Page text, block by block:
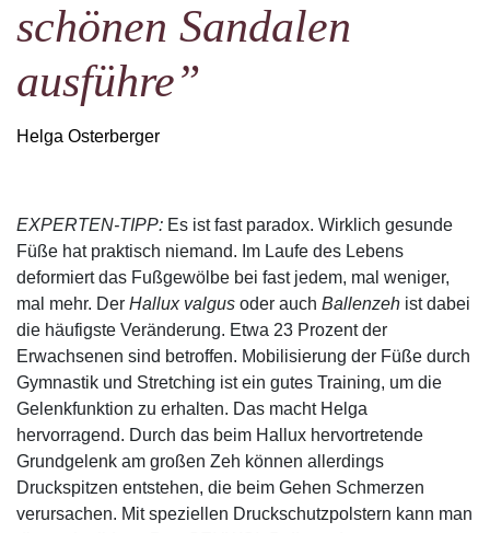
schönen Sandalen
ausführe”
Helga Osterberger
EXPERTEN-TIPP: Es ist fast paradox. Wirklich gesunde
Füße hat praktisch niemand. Im Laufe des Lebens
deformiert das Fußgewölbe bei fast jedem, mal weniger,
mal mehr. Der Hallux valgus oder auch Ballenzeh ist dabei
die häufigste Veränderung. Etwa 23 Prozent der
Erwachsenen sind betroffen. Mobilisierung der Füße durch
Gymnastik und Stretching ist ein gutes Training, um die
Gelenkfunktion zu erhalten. Das macht Helga
hervorragend. Durch das beim Hallux hervortretende
Grundgelenk am großen Zeh können allerdings
Druckspitzen entstehen, die beim Gehen Schmerzen
verursachen. Mit speziellen Druckschutzpolstern kann man